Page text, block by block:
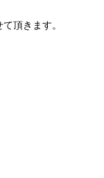
頂きます。